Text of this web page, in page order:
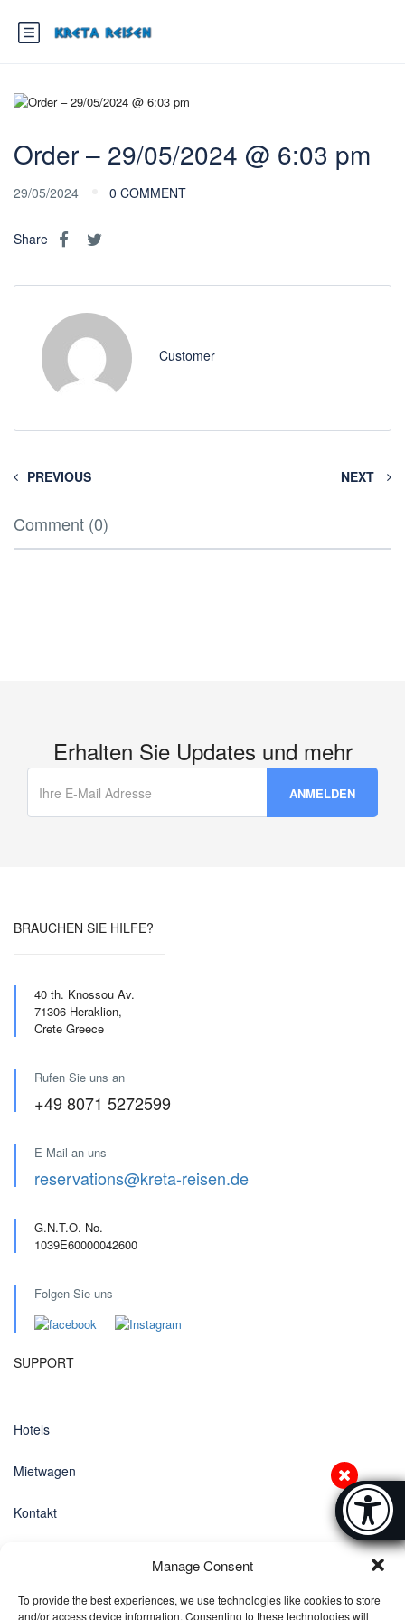
Manage Consent
To provide the best experiences, we use technologies like cookies to store
and/or access device information. Consenting to these technologies will
Order – 29/05/2024 @ 6:03 pm
29/05/2024 0 COMMENT
Share
Customer
PREVIOUS NEXT
Comment (0)
Erhalten Sie Updates und mehr
BRAUCHEN SIE HILFE?
40 th. Knossou Av.
71306 Heraklion,
Crete Greece
Rufen Sie uns an
+49 8071 5272599
E-Mail an uns
reservations@kreta-reisen.de
G.N.T.O. No.
1039E60000042600
Folgen Sie uns
SUPPORT
Hotels
Mietwagen
Kontakt